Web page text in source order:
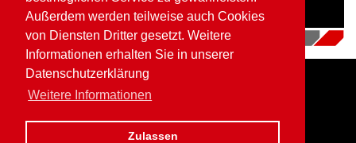
Außerdem werden teilweise auch Cookies
von Diensten Dritter gesetzt. Weitere
Informationen erhalten Sie in unserer
Datenschutzerklärung
Weitere Informationen
Zulassen
16.07.2018
Home Impressum